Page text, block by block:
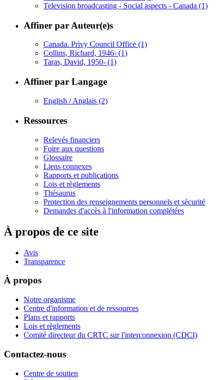
Television broadcasting - Social aspects - Canada (1)
Affiner par Auteur(e)s
Canada. Privy Council Office (1)
Collins, Richard, 1946- (1)
Taras, David, 1950- (1)
Affiner par Langage
English / Anglais (2)
Ressources
Relevés financiers
Foire aux questions
Glossaire
Liens connexes
Rapports et publications
Lois et règlements
Thésaurus
Protection des renseignements personnels et sécurité
Demandes d'accès à l'information complétées
À propos de ce site
Avis
Transparence
À propos
Notre organisme
Centre d'information et de ressources
Plans et rapports
Lois et règlements
Comité directeur du CRTC sur l'interconnexion (CDCI)
Contactez-nous
Centre de soutien